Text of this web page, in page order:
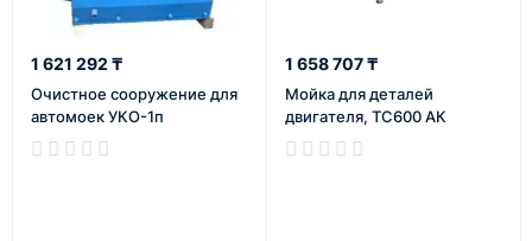
1 621 292 ₸
Очистное сооружение для
автомоек УКО-1п
1 658 707 ₸
Мойка для деталей
двигателя, ТС600 АК